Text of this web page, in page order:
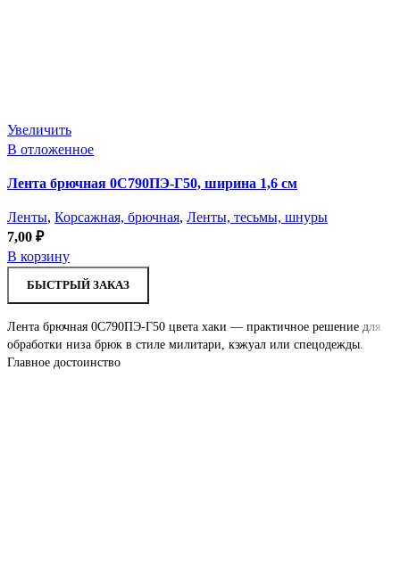
Увеличить
В отложенное
Лента брючная 0С790ПЭ-Г50, ширина 1,6 см
Ленты, Корсажная, брючная, Ленты, тесьмы, шнуры
7,00 ₽
В корзину
БЫСТРЫЙ ЗАКАЗ
Лента брючная 0С790ПЭ-Г50 цвета хаки — практичное решение для
обработки низа брюк в стиле милитари, кэжуал или спецодежды.
Главное достоинство